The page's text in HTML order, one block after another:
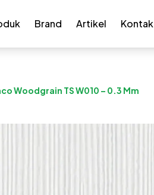
Brand Artikel Kontak
Woodgrain TS W010 – 0.3 Mm